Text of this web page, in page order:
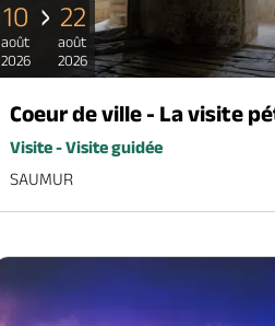
10
août
2026
22
août
2026
Coeur de ville - La visite
Visite - Visite guidée
SAUMUR